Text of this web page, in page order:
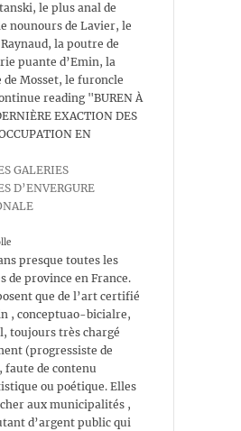
le plus anal de
nounours de Lavier, le
la poutre de
puante d’Emin, la
Mosset, le furoncle
reading "BUREN À
EXACTION DES
EN
GALERIES
D’ENVERGURE
presque toutes les
de province en France.
que de l’art certifié
, conceptuao-bicialre,
toujours très chargé
(progressiste de
faute de contenu
ou poétique. Elles
aux municipalités ,
d’argent public qui